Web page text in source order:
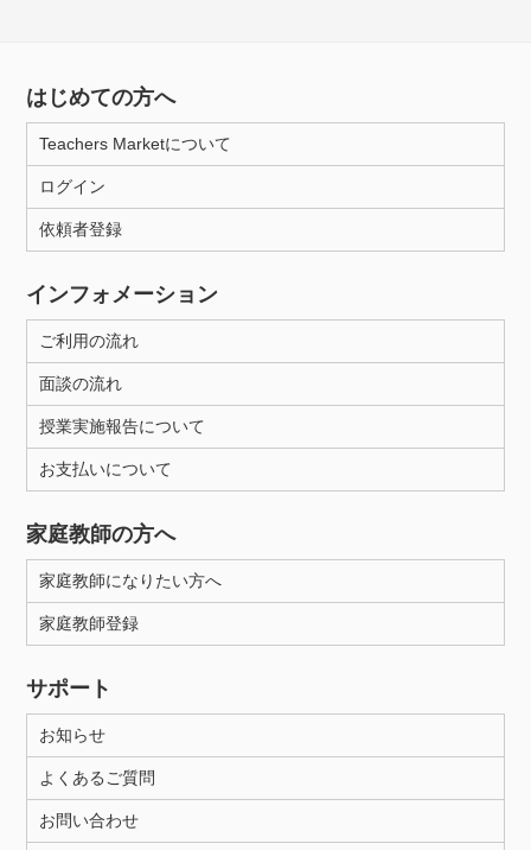
はじめての方へ
Teachers Marketについて
ログイン
依頼者登録
インフォメーション
ご利用の流れ
面談の流れ
授業実施報告について
お支払いについて
家庭教師の方へ
家庭教師になりたい方へ
家庭教師登録
サポート
お知らせ
よくあるご質問
お問い合わせ